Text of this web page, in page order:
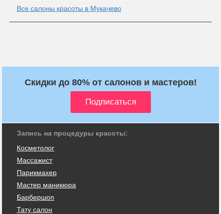
Все салоны красоты в Мукачево
Скидки до 80% от салонов и мастеров!
Запись на процедуры красоты:
Косметолог
Массажист
Парикмахер
Мастер маникюра
Барбершоп
Тату салон